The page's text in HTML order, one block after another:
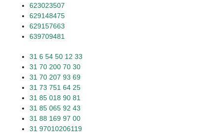
623023507
629148475
629157663
639709481
31 6 54 50 12 33
31 70 200 70 30
31 70 207 93 69
31 73 751 64 25
31 85 018 90 81
31 85 065 92 43
31 88 169 97 00
31 97010206119